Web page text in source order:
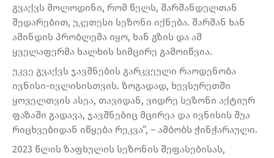
გვაქვს მოლოდინი, რომ წელს, შარშანდელთან
შედარებით, უკეთესი სეზონი იქნება. შარშან ხან
ამინდის პრობლემა იყო, ხან გზის და ამ
ყველაფერმა ხალხის სიმცირე გამოიწვია.
უკვე გვაქვს ჯავშნების გარკვეული რაოდენობა
ივნისი-ივლისისთვის. ზოგადად, ხევსურეთში
ყოველთვის ასეა, თავიდან, ვიდრე სეზონი აქტიურ
ფაზაში გადავა, ჯავშნებიც მცირეა და ივნისის შუა
რიცხვებიდან იწყება რეკვა”, – ამბობს ჭინჭარაული.
2023 წლის ზაფხულის სეზონის შეფასებისას,